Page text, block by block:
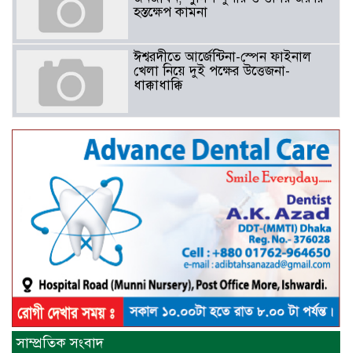
হস্তক্ষেপ কামনা ​
ঈশ্বরদীতে আর্জেন্টিনা-স্পেন ফাইনাল
খেলা নিয়ে দুই পক্ষের উত্তেজনা-
ধাক্কাধাক্কি
বাংলাদেশসহ বাসযোগ্য পৃথিবী গড়তে
গাছ লাগিয়ে অক্সিজেন ফ্যাক্টরী গড়ে
তোলার বিকল্প নেই——বিএনপির
কেন্দ্রিয় নেতা সাবেক এমপি বীর
মুক্তিযোদ্ধা সিরাজুল ইসলাম সরদার
আটঘরিয়ায় বিএনপি নেতার ভাতিজাকে ছাত্রলীগের সাধারণ
​​অবৈধ অর্থ বা পেশীশক্তি না থাকলে
রাজনীতিতে টিকে থাকার একমাত্র উপায়
সাম্প্রতিক সংবাদ